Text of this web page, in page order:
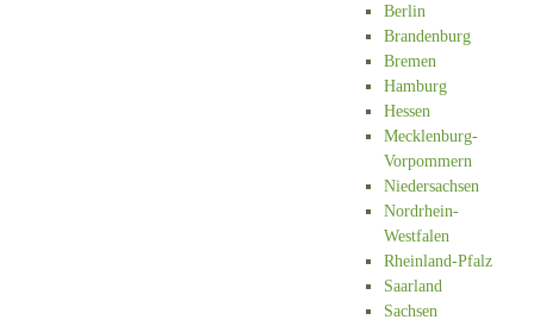
Berlin
Brandenburg
Bremen
Hamburg
Hessen
Mecklenburg-
Vorpommern
Niedersachsen
Nordrhein-
Westfalen
Rheinland-Pfalz
Saarland
Sachsen